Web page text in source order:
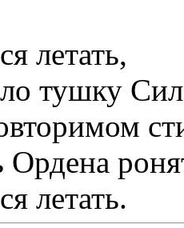
летать,
тушку
Ордена
летать.